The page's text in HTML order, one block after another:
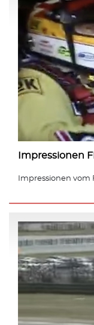
Impressionen
Impressionen vom